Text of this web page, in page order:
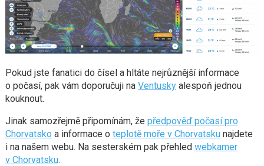
Pokud jste fanatici do čísel a hltáte nejrůznější informace
o počasí, pak vám doporučuji na Ventuskyalespoň jednou
kouknout.
Jinak samozřejmě připomínám, že předpověď počasí pro
Chorvatsko a informace o teplotě moře v Chorvatskunajdete
i na našem webu. Na sesterském pak přehled webkamer
v Chorvatsku.